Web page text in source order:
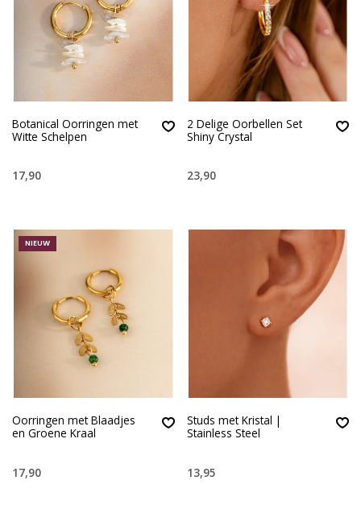
Botanical Oorringen met
Witte Schelpen
17,90
2 Delige Oorbellen Set
Shiny Crystal
23,90
NIEUW
Oorringen met Blaadjes
en Groene Kraal
17,90
Studs met Kristal |
Stainless Steel
13,95